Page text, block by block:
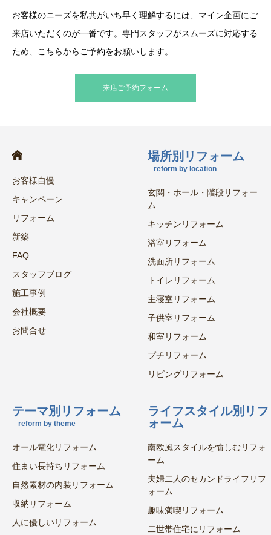
お客様のニーズを私共がいち早く理解するには、マイン企画にご
来店いただくのが一番です。専門スタッフがスムーズに対応する
ため、こちらからご予約をお願いします。
来店ご予約フォーム
お客様自慢
キャンペーン
リフォーム
新築
FAQ
スタッフブログ
施工事例
会社概要
お問合せ
場所別リフォーム
reform by location
玄関・ホール・階段リフォー
ム
キッチンリフォーム
浴室リフォーム
洗面所リフォーム
トイレリフォーム
主寝室リフォーム
子供室リフォーム
和室リフォーム
プチリフォーム
リビングリフォーム
テーマ別リフォーム
reform by theme
オール電化リフォーム
住まい長持ちリフォーム
自然素材の内装リフォーム
収納リフォーム
人に優しいリフォーム
ライフスタイル別リフ
ォーム
南欧風スタイルを愉しむリフォ
ーム
夫婦二人のセカンドライフリフ
ォーム
趣味満喫リフォーム
二世帯住宅にリフォーム